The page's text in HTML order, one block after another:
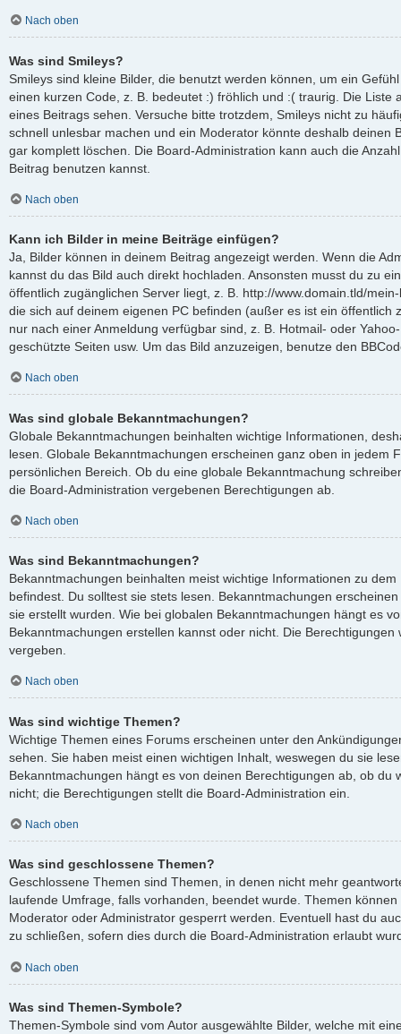
Nach oben
Was sind Smileys?
Smileys sind kleine Bilder, die benutzt werden können, um ein
einen kurzen Code, z. B. bedeutet :) fröhlich und :( traurig. Die Liste
eines Beitrags sehen. Versuche bitte trotzdem, Smileys nicht zu
schnell unlesbar machen und ein Moderator könnte deshalb deinen
gar komplett löschen. Die Board-Administration kann auch die
Beitrag benutzen kannst.
Nach oben
Kann ich Bilder in meine Beiträge einfügen?
Ja, Bilder können in deinem Beitrag angezeigt werden. Wenn die
kannst du das Bild auch direkt hochladen. Ansonsten musst du zu
öffentlich zugänglichen Server liegt, z. B. http://www.domain.tld/
die sich auf deinem eigenen PC befinden (außer es ist ein öffentlich
nur nach einer Anmeldung verfügbar sind, z. B. Hotmail- oder
geschützte Seiten usw. Um das Bild anzuzeigen, benutze den
Nach oben
Was sind globale Bekanntmachungen?
Globale Bekanntmachungen beinhalten wichtige Informationen,
lesen. Globale Bekanntmachungen erscheinen ganz oben in jedem
persönlichen Bereich. Ob du eine globale Bekanntmachung
die Board-Administration vergebenen Berechtigungen ab.
Nach oben
Was sind Bekanntmachungen?
Bekanntmachungen beinhalten meist wichtige Informationen zu
befindest. Du solltest sie stets lesen. Bekanntmachungen
sie erstellt wurden. Wie bei globalen Bekanntmachungen hängt es
Bekanntmachungen erstellen kannst oder nicht. Die
vergeben.
Nach oben
Was sind wichtige Themen?
Wichtige Themen eines Forums erscheinen unter den
sehen. Sie haben meist einen wichtigen Inhalt, weswegen du sie
Bekanntmachungen hängt es von deinen Berechtigungen ab, ob du
nicht; die Berechtigungen stellt die Board-Administration ein.
Nach oben
Was sind geschlossene Themen?
Geschlossene Themen sind Themen, in denen nicht mehr
laufende Umfrage, falls vorhanden, beendet wurde. Themen
Moderator oder Administrator gesperrt werden. Eventuell hast du
zu schließen, sofern dies durch die Board-Administration erlaubt
Nach oben
Was sind Themen-Symbole?
Themen-Symbole sind vom Autor ausgewählte Bilder, welche mit